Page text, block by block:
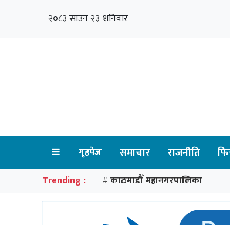
२०८३ साउन २३ शनिवार
गृहपेज समाचार राजनीति
Trending : # काठमाडौँ महानगरपालिका